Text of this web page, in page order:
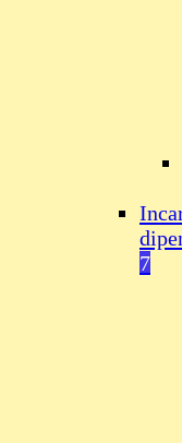
7